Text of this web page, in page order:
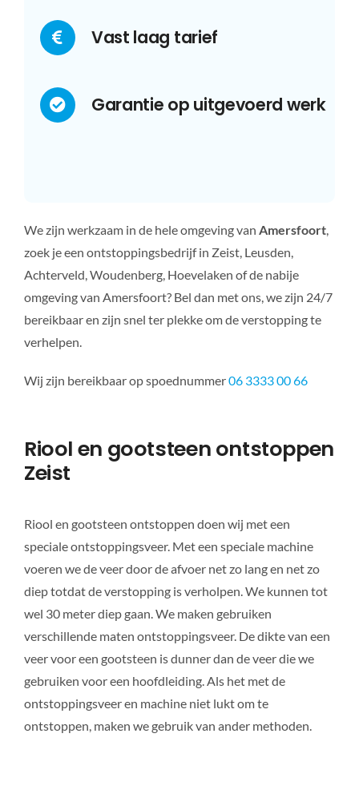
Vast laag tarief
Garantie op uitgevoerd werk
We zijn werkzaam in de hele omgeving van Amersfoort,
zoek je een ontstoppingsbedrijf in Zeist, Leusden,
Achterveld, Woudenberg, Hoevelaken of de nabije
omgeving van Amersfoort? Bel dan met ons, we zijn 24/7
bereikbaar en zijn snel ter plekke om de verstopping te
verhelpen.
Wij zijn bereikbaar op spoednummer06 3333 00 66
Riool en gootsteen ontstoppen
Zeist
Riool en gootsteen ontstoppen doen wij met een
speciale ontstoppingsveer. Met een speciale machine
voeren we de veer door de afvoer net zo lang en net zo
diep totdat de verstopping is verholpen. We kunnen tot
wel 30 meter diep gaan. We maken gebruiken
verschillende maten ontstoppingsveer. De dikte van een
veer voor een gootsteen is dunner dan de veer die we
gebruiken voor een hoofdleiding. Als het met de
ontstoppingsveer en machine niet lukt om te
ontstoppen, maken we gebruik van ander methoden.